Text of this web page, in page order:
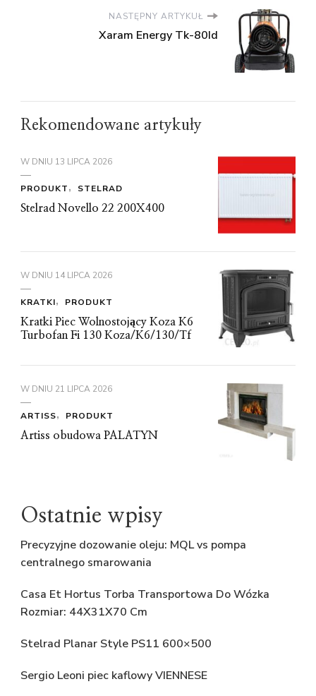
NASTĘPNY ARTYKUŁ
Xaram Energy Tk-80Id
Rekomendowane artykuły
W DNIU 13 LIPCA 2026
PRODUKT
STELRAD
Stelrad Novello 22 200X400
W DNIU 14 LIPCA 2026
KRATKI
PRODUKT
Kratki Piec Wolnostojący Koza K6
Turbofan Fi 130 Koza/K6/130/Tf
W DNIU 21 LIPCA 2026
ARTISS
PRODUKT
Artiss obudowa PALATYN
Ostatnie wpisy
Precyzyjne dozowanie oleju: MQL vs pompa
centralnego smarowania
Casa Et Hortus Torba Transportowa Do Wózka
Rozmiar: 44X31X70 Cm
Stelrad Planar Style PS11 600×500
Sergio Leoni piec kaflowy VIENNESE